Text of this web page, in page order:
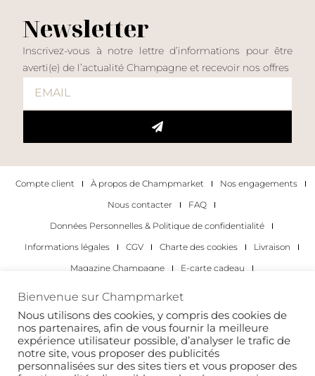
Newsletter
Inscrivez-vous à notre lettre d’informations pour être
averti(e) de l’actualité Champagne et recevoir nos offres
Compte client À propos de Champmarket
Nos engagements
Nous contacter
FAQ
Données Personnelles & Politique de confidentialité
Informations légales
CGV Charte des cookies
Livraison
Magazine Champagne
E-carte cadeau
Les occasions pour déguster du champagne
Pour les particuliers
Pour les entreprises
Copyright 2022 © tous droits réservés. Champmarket.
Bienvenue sur Champmarket
Nous utilisons des cookies, y compris des cookies de
nos partenaires, afin de vous fournir la meilleure
expérience utilisateur possible, d’analyser le trafic de
notre site, vous proposer des publicités
personnalisées sur des sites tiers et vous proposer des